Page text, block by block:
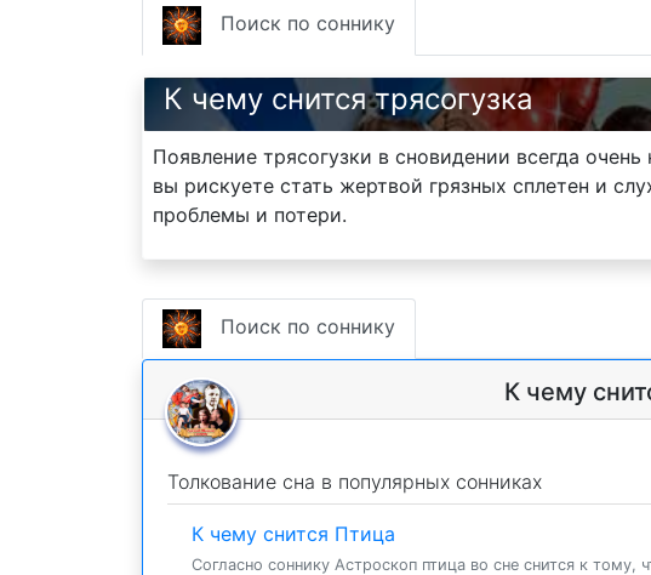
Поиск по соннику
К чему снится трясогузка
Появление трясогузки в сновидении всегда
вы рискуете стать жертвой грязных сплетен и
проблемы и потери.
Поиск по соннику
К чему
Толкование сна в популярных сонниках
К чему снится Птица
Согласно соннику Астроскоп птица во сне снится к тому,